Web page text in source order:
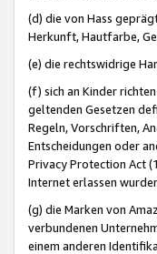
(d) die von Hass
Herkunft, Hautfarbe,
(e) die rechtswidrige
(f) sich an Kinder
geltenden Gesetzen
Regeln, Vorschriften,
Entscheidungen oder
Privacy Protection Act
Internet erlassen
(g) die Marken von
verbundenen
einem anderen